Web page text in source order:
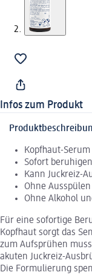
Infos zum Produkt
Kopfhaut-Serum
Sofort
Kann Juckreiz-
Ohne Ausspülen
Ohne Alkohol
Für eine sofortige
Kopfhaut sorgt das
zum Aufsprühen
akuten Juckreiz-
Die Formulierung